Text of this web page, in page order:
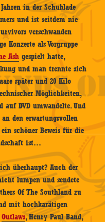
in der Schublade
und ist seitdem nie
verschwanden
Konzerte als Vorgruppe
Ash gespielt hatte,
und man trennte sich
später und 20 Kilo
Möglichkeiten,
auf DVD umwandelte. Und
den erwartungsvollen
schöner Beweis für die
ist…
überhaupt? Auch der
lumpen und sendete
Of The Southland zu
mit hochkarätigen
Outlaws,Henry Paul Band,